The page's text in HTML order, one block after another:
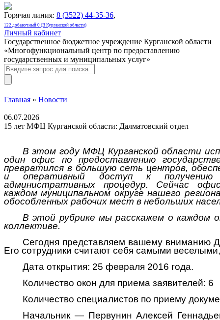
Горячая линия: 8 (3522) 44-35-36,
122 добавочный 0 (В Курганской области)
Личный кабинет
Государственное бюджетное учреждение Курганской области
«Многофункциональный центр по предоставлению
государственных и муниципальных услуг»
Главная » Новости
06.07.2026
15 лет МФЦ Курганской области: Далматовский отдел
Вэтом году МФЦ Курганской области
один офис по предоставлению
превратился в большую сеть центров,
и оперативный доступ к получению
административных процедур. Сейчас
каждом муниципальном округе нашего
обособленных рабочих мест в небольших
Вэтой рубрике мы расскажем о каждом
коллективе.
Сегодня представляем вашему вниманию
Его сотрудники считают себя самыми
Дата открытия: 25 февраля 2016 года.
Количество окон для приема заявителей: 6
Количество специалистов по приему
Начальник — Первунин Алексей